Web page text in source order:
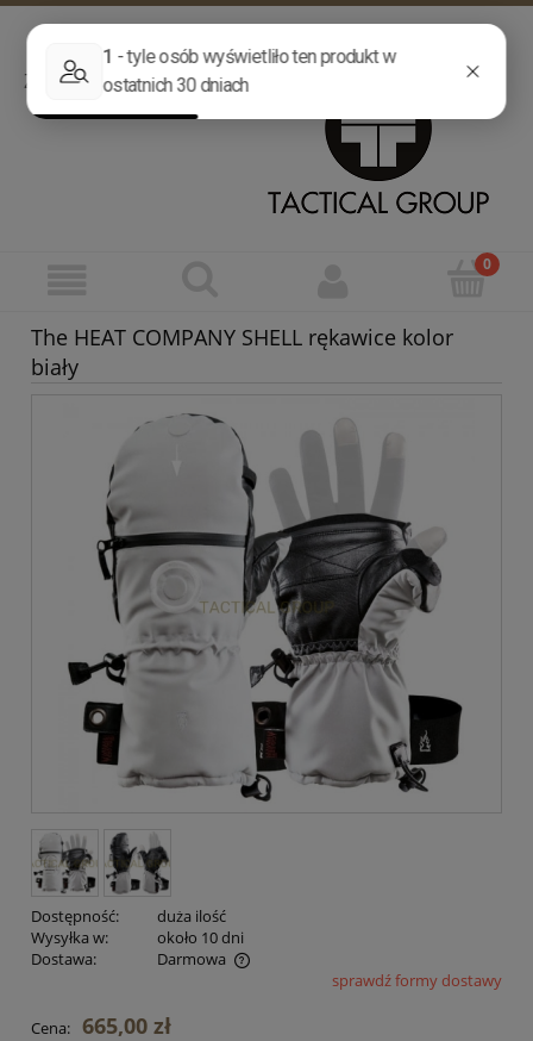
Zarejestruj się Zaloguj się
Zadzwoń032 755 88 77
The HEAT COMPANY SHELL rękawice kolor
biały
Dostępność:
duża ilość
Wysyłka w:
około 10 dni
Dostawa:
Darmowa
Cena nie zawiera ewentualnych kosztów płatnościsprawdź formy dostawy
Cena: 665,00 zł